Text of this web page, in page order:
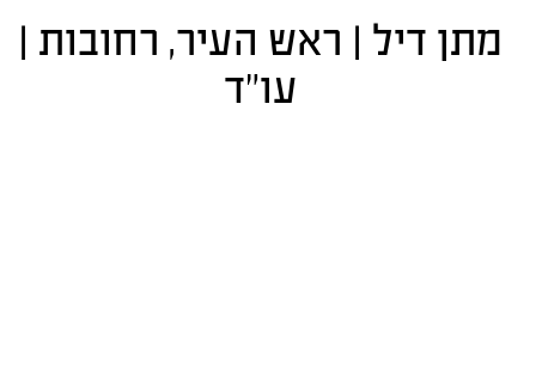
מתן דיל | ראש העיר, רחובות |
עו"ד